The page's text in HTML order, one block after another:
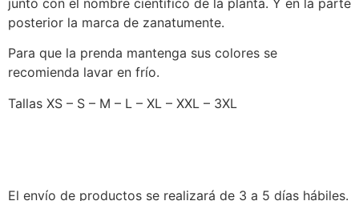
posterior la marca de zanatumente.
Para que la prenda mantenga sus colores se
recomienda lavar en frío.
Tallas XS – S – M – L – XL – XXL – 3XL
El envío de productos se realizará de 3 a 5 días hábiles.